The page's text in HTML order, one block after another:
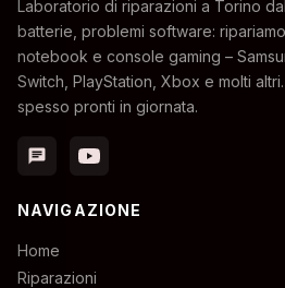
Laboratorio di riparazioni a Torino
batterie, problemi software:
notebook e console gaming –
Switch, PlayStation, Xbox e molti
spesso pronti in giornata.
chat
NAVIGAZIONE
Home
Riparazioni